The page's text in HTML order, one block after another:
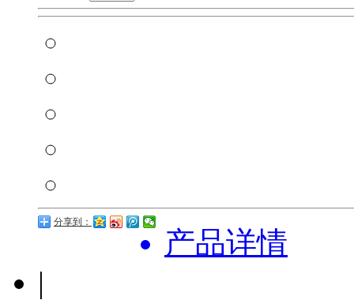
分享到：
产品详情
|